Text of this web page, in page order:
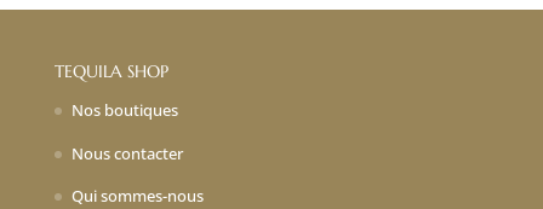
TEQUILA SHOP
Nos boutiques
Nous contacter
Qui sommes-nous